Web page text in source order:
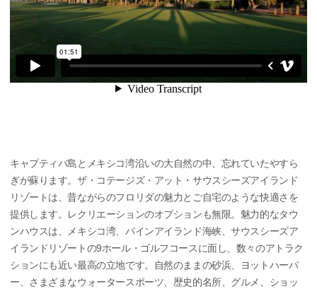
キャプティバ島とメキシコ湾沿いの大自然の中、忘れていたやすら
ぎが蘇ります。ザ・コテージズ・アット・サウスシーズアイランド
リゾートは、昔ながらのフロリダの魅力とご自宅のような快適さを
提供します。レクリエーションのオプションも無限。魅力的なタウ
ンハウスは、メキシコ湾、パインアイランド海峡、サウスシーズア
イランドリゾートの9ホール・ゴルフコースに面し、数々のアトラク
ションにも近い最高の立地です。自然のままの砂浜、ヨットハーバ
ー、さまざまなウォータースポーツ、歴史的名所、グルメ、ショッ